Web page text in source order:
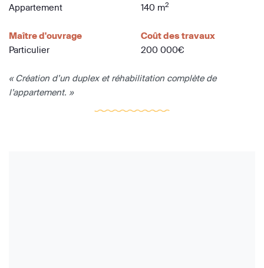
Appartement
140 m2
Maître d'ouvrage
Particulier
Coût des travaux
200 000€
« Création d’un duplex et réhabilitation complète de
l’appartement. »